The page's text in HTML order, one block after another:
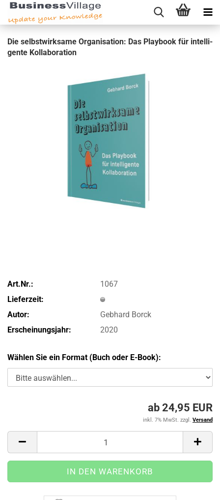
Die selbst­wirk­sa­me Or­ga­ni­sa­ti­on: Das Play­book für in­tel­li­
gen­te Kol­la­bo­ra­ti­on
Art.Nr.:
1067
Lieferzeit:
Autor:
Gebhard Borck
Erscheinungsjahr:
2020
Wählen Sie ein Format (Buch oder E-Book):
ab 24,95 EUR
inkl. 7% MwSt. zzgl. Versand